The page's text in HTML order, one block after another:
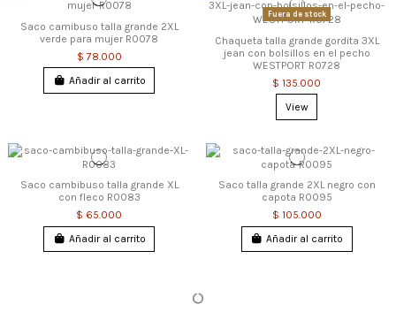
Saco camibuso talla grande 2XL
verde para mujer R0078
$ 78.000
Añadir al carrito
Fuera de stock
Chaqueta talla grande gordita 3XL
jean con bolsillos en el pecho
WESTPORT R0728
$ 135.000
View
Saco cambibuso talla grande XL
con fleco R0083
$ 65.000
Añadir al carrito
Saco talla grande 2XL negro con
capota R0095
$ 105.000
Añadir al carrito